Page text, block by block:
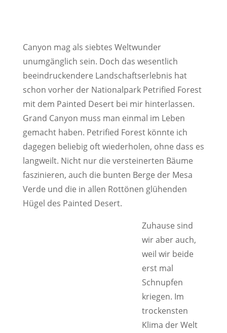
Canyon mag als siebtes Weltwunder
unumgänglich sein. Doch das wesentlich
beeindruckendere Landschaftserlebnis hat
schon vorher der Nationalpark Petrified Forest
mit dem Painted Desert bei mir hinterlassen.
Grand Canyon muss man einmal im Leben
gemacht haben. Petrified Forest könnte ich
dagegen beliebig oft wiederholen, ohne dass es
langweilt. Nicht nur die versteinerten Bäume
faszinieren, auch die bunten Berge der Mesa
Verde und die in allen Rottönen glühenden
Hügel des Painted Desert.
Zuhause sind
wir aber auch,
weil wir beide
erst mal
Schnupfen
kriegen. Im
trockensten
Klima der Welt